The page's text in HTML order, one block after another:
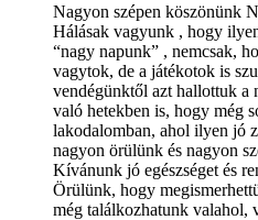
Nagyon szépen köszönünk
Hálásak vagyunk , hogy
“nagy napunk” , nemcsak,
vagytok, de a játékotok is
vendégünktől azt hallottuk a
való hetekben is, hogy még
lakodalomban, ahol ilyen jó
nagyon örülünk és nagyon
Kívánunk jó egészséget és
Örülünk, hogy
még találkozhatunk valahol,